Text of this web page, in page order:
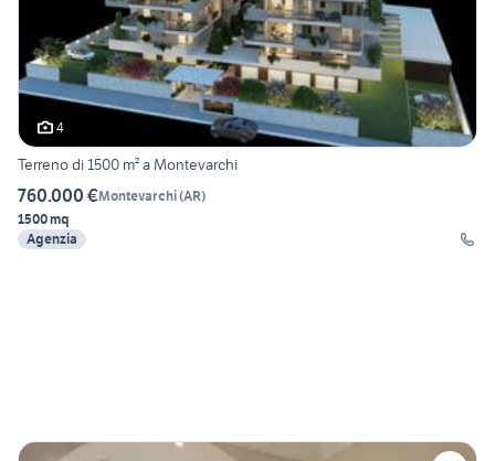
4
Terreno di 1500 m² a Montevarchi
760.000 €Montevarchi(AR)
1500 mq
Agenzia